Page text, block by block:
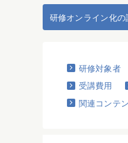
研修オンライン化の
研修対象者
受講費用
関連コンテ